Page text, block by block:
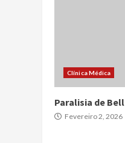
Clínica Médica
Paralisia de Bell
Fevereiro 2, 2026